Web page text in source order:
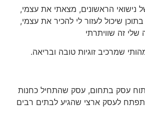
של נישואי הראשונים, מצאתי את עצמי,
שיכול לעזור לי להכיר את עצמי,
זה שוויתרתי
שמרכיב זוגיות טובה ובריאה.
עסק בתחום, עסק שהתחיל כחנות
לעסק ארצי שהגיע לבתים רבים